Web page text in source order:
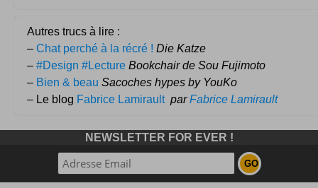
Autres trucs à lire :
– Chat perché à la récré ! Die Katze
– #Design #Lecture Bookchair de Sou Fujimoto
– Bien & beau Sacoches hypes by YouKo
– Le blog Fabrice Lamirault parFabrice Lamirault
NEWSLETTER FOR EVER !